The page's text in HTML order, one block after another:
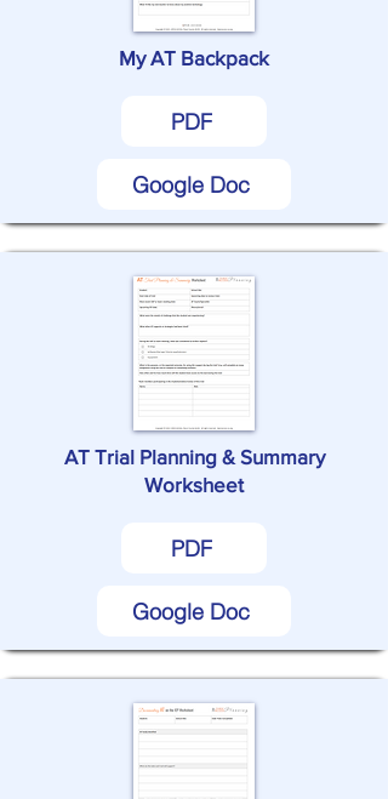
My AT Backpack
PDF
Google Doc
AT Trial Planning & Summary
Worksheet
PDF
Google Doc